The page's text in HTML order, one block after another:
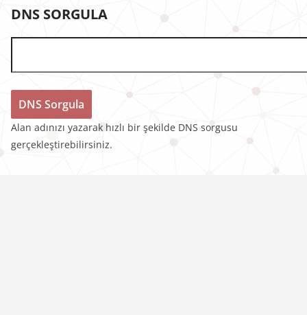
DNS SORGULA
Alan adınızı yazarak hızlı bir şekilde DNS sorgusu
gerçekleştirebilirsiniz.